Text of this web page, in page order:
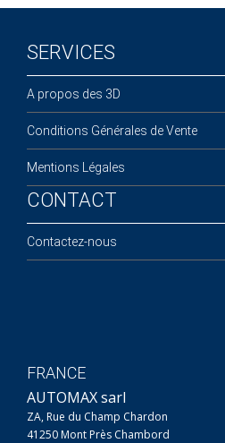
SERVICES
A propos des 3D
Conditions Générales de Vente
Mentions Légales
CONTACT
Contactez-nous
FRANCE
AUTOMAX sarl
ZA, Rue du Champ Chardon
41250 Mont Près Chambord